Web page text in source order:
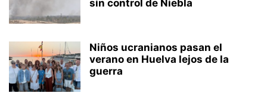
sin control de Niebla
Niños ucranianos pasan el
verano en Huelva lejos de la
guerra